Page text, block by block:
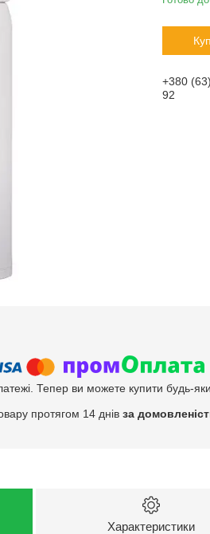
+380
92
Тепер ви можете купити будь-
протягом 14 днів за
Характеристики